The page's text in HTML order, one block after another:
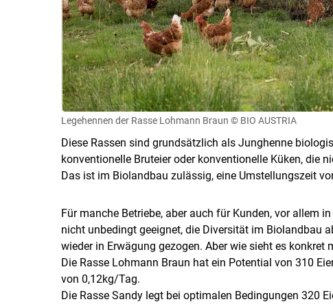
Legehennen der Rasse Lohmann Braun © BIO AUSTRIA
Diese Rassen sind grundsätzlich als Junghenne
konventionelle Bruteier oder konventionelle Küken, die
Das ist im Biolandbau zulässig, eine Umstellungszeit
Für manche Betriebe, aber auch für Kunden, vor allem
nicht unbedingt geeignet, die Diversität im Biolandbau
wieder in Erwägung gezogen. Aber wie sieht es konkret
Die Rasse Lohmann Braun hat ein Potential von 310
von 0,12kg/Tag.
Die Rasse Sandy legt bei optimalen Bedingungen 320